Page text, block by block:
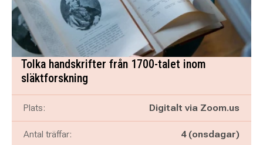
Tolka handskrifter från 1700-talet inom
släktforskning
Plats: Digitalt via Zoom.us
Antal träffar: 4 (onsdagar)